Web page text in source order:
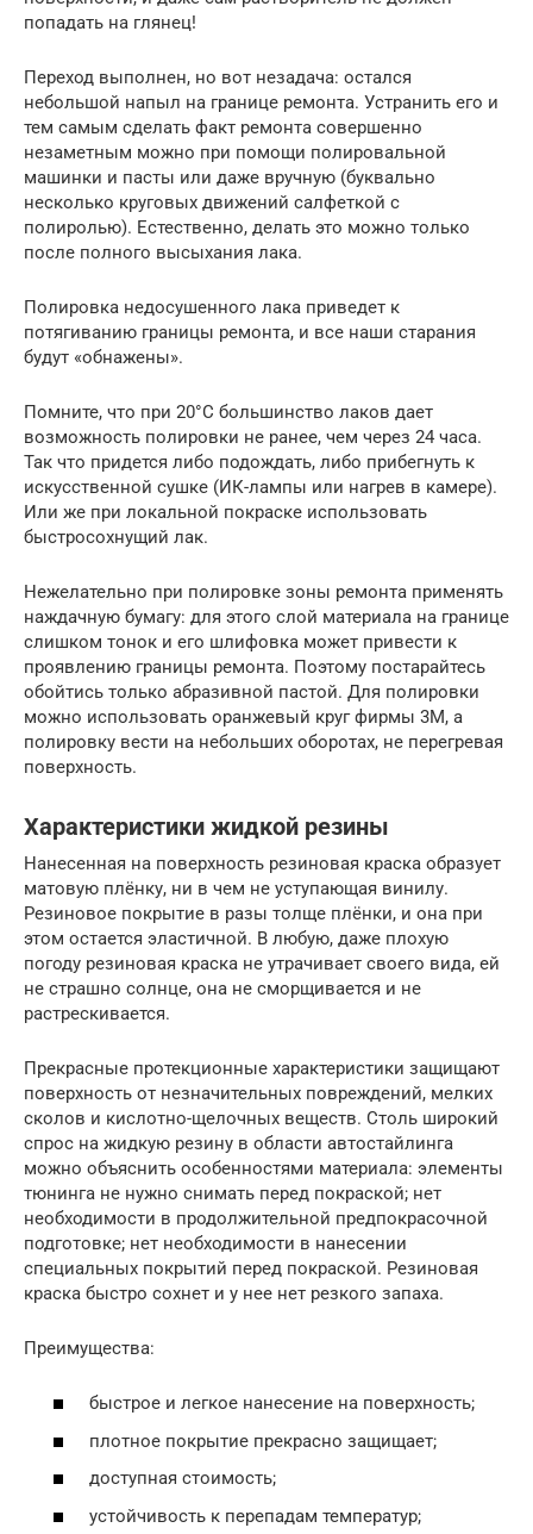
попадать на глянец!
Переход выполнен, но вот незадача: остался
небольшой напыл на границе ремонта. Устранить его и
тем самым сделать факт ремонта совершенно
незаметным можно при помощи полировальной
машинки и пасты или даже вручную (буквально
несколько круговых движений салфеткой с
полиролью). Естественно, делать это можно только
после полного высыхания лака.
Полировка недосушенного лака приведет к
потягиванию границы ремонта, и все наши старания
будут «обнажены».
Помните, что при 20°С большинство лаков дает
возможность полировки не ранее, чем через 24 часа.
Так что придется либо подождать, либо прибегнуть к
искусственной сушке (ИК-лампы или нагрев в камере).
Или же при локальной покраске использовать
быстросохнущий лак.
Нежелательно при полировке зоны ремонта применять
наждачную бумагу: для этого слой материала на границе
слишком тонок и его шлифовка может привести к
проявлению границы ремонта. Поэтому постарайтесь
обойтись только абразивной пастой. Для полировки
можно использовать оранжевый круг фирмы 3M, а
полировку вести на небольших оборотах, не перегревая
поверхность.
Характеристики жидкой резины
Нанесенная на поверхность резиновая краска образует
матовую плёнку, ни в чем не уступающая винилу.
Резиновое покрытие в разы толще плёнки, и она при
этом остается эластичной. В любую, даже плохую
погоду резиновая краска не утрачивает своего вида, ей
не страшно солнце, она не сморщивается и не
растрескивается.
Прекрасные протекционные характеристики защищают
поверхность от незначительных повреждений, мелких
сколов и кислотно-щелочных веществ. Столь широкий
спрос на жидкую резину в области автостайлинга
можно объяснить особенностями материала: элементы
тюнинга не нужно снимать перед покраской; нет
необходимости в продолжительной предпокрасочной
подготовке; нет необходимости в нанесении
специальных покрытий перед покраской. Резиновая
краска быстро сохнет и у нее нет резкого запаха.
Преимущества:
быстрое и легкое нанесение на поверхность;
плотное покрытие прекрасно защищает;
доступная стоимость;
устойчивость к перепадам температур;